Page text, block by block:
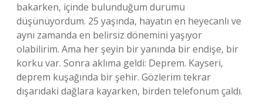
bakarken, içinde bulunduğum durumu
düşünüyordum. 25 yaşında, hayatın en heyecanlı ve
aynı zamanda en belirsiz dönemini yaşıyor
olabilirim. Ama her şeyin bir yanında bir endişe, bir
korku var. Sonra aklıma geldi: Deprem. Kayseri,
deprem kuşağında bir şehir. Gözlerim tekrar
dışarıdaki dağlara kayarken, birden telefonum çaldı.